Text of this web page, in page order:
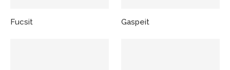
Fucsit Gaspeit